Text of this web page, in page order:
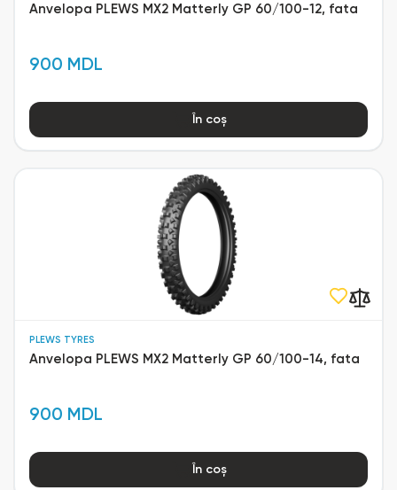
Anvelopa PLEWS MX2 Matterly GP 60/100-12, fata
900 MDL
În coș
PLEWS TYRES
Anvelopa PLEWS MX2 Matterly GP 60/100-14, fata
900 MDL
În coș